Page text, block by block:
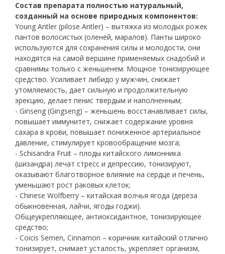
Состав препарата полностью натуральный,
созданный на основе природных компонентов:
Young Antler (pilose Antler) – вытяжка из молодых рожек
пантов волосистых (оленей, маралов). Панты широко
используются для сохранения силы и молодости, они
находятся на самой вершине применяемых снадобий и
сравнимы только с женьшенем. Мощное тонизирующее
средство. Усиливает либидо у мужчин, снижает
утомляемость, дает сильную и продолжительную
эрекцию, делает пенис твердым и наполненным;
- Ginseng (Gingseng) – женьшень восстанавливает силы,
повышает иммунитет, снижает содержание уровня
сахара в крови, повышает пониженное артериальное
давление, стимулирует кровообращение мозга;
- Schisandra Fruit – плоды китайского лимонника
(шизандра) лечат стресс и депрессию, тонизируют,
оказывают благотворное влияние на сердце и печень,
уменьшают рост раковых клеток;
- Chinese Wolfberry – китайская волчья ягода (дереза
обыкновенная, лайчи, ягоды годжи).
Общеукрепляющее, антиоксидантное, тонизирующее
средство;
- Coicis Semen, Cinnamon – коричник китайский отлично
тонизирует, снимает усталость, укрепляет организм,